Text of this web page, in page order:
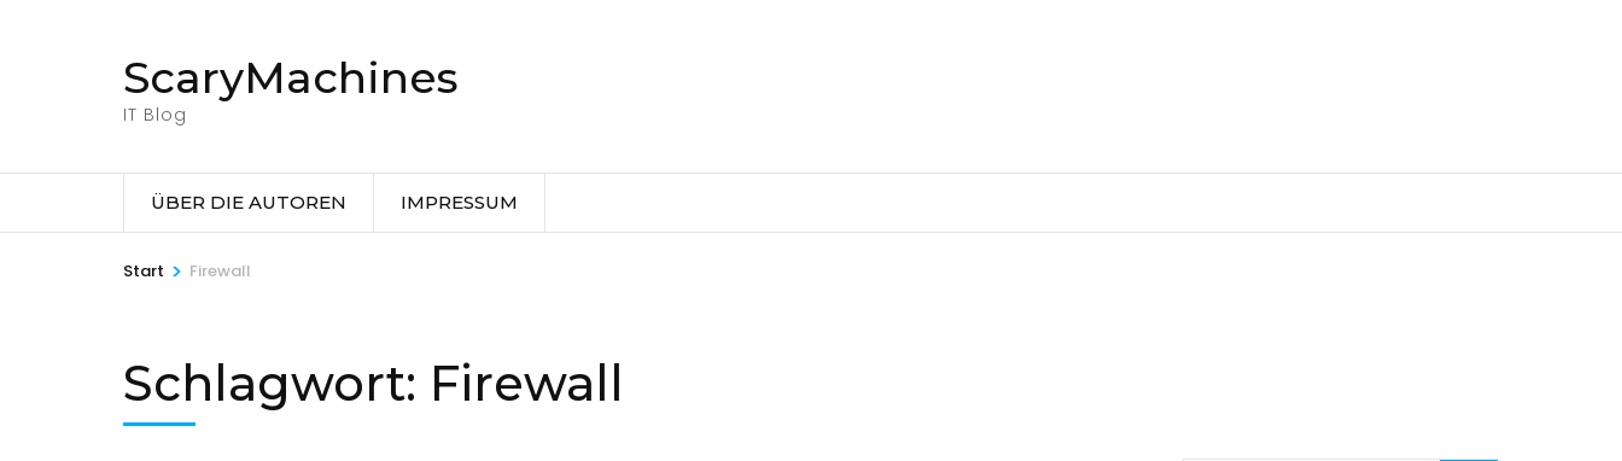
(Eingabetaste
ScaryMachines
IT Blog
ÜBER DIE AUTOREN IMPRESSUM
Start > Firewall
Schlagwort: Firewall